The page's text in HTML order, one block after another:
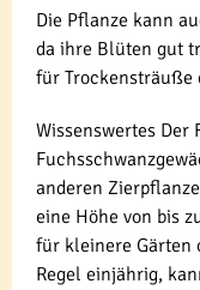
Die Pflanze kann
da ihre Blüten gut
für Trockensträuße
Wissenswertes Der
anderen
eine Höhe von bis
für kleinere Gärten
Regel einjährig,